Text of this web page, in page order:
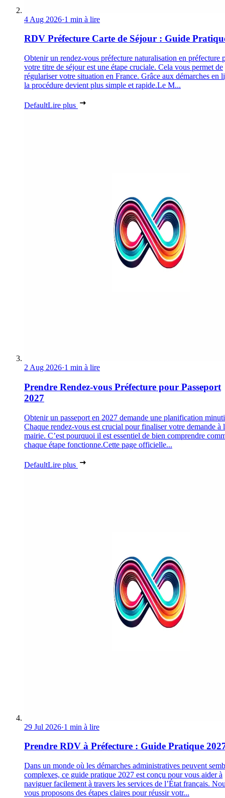
4 Aug 2026·1 min à lire
RDV Préfecture Carte de Séjour : Guide
Obtenir un rendez-vous préfecture naturalisation en préfecture
votre titre de séjour est une étape cruciale. Cela vous permet de
régulariser votre situation en France. Grâce aux démarches en
la procédure devient plus simple et rapide.Le M...
DefaultLire plus
2 Aug 2026·1 min à lire
Prendre Rendez-vous Préfecture pour Passeport
2027
Obtenir un passeport en 2027 demande une planification
Chaque rendez-vous est crucial pour finaliser votre demande à
mairie. C’est pourquoi il est essentiel de bien comprendre
chaque étape fonctionne.Cette page officielle...
DefaultLire plus
29 Jul 2026·1 min à lire
Prendre RDV à Préfecture : Guide Pratique
Dans un monde où les démarches administratives peuvent
complexes, ce guide pratique 2027 est conçu pour vous aider à
naviguer facilement à travers les services de l’État français.
vous proposons des étapes claires pour réussir votr...